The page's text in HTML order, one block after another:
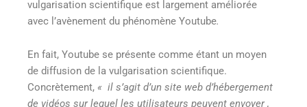
vulgarisation scientifique est largement améliorée
avec l’avènement du phénomène Youtube.
En fait, Youtube se présente comme étant un moyen
de diffusion de la vulgarisation scientifique.
Concrètement, « il s’agit d’un site web d’hébergement
de vidéos sur lequel les utilisateurs peuvent envoyer ,